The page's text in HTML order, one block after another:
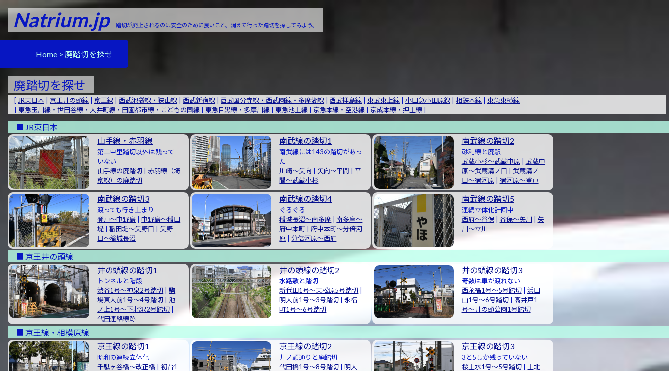
Natrium.jp 踏切が廃止されるのは安全のために良いこと。消えて行った踏切を探してみよう。
Home 廃踏切を探せ
廃踏切を探せ
[ JR東日本 京王井の頭線 京王線 西武池袋線・狭山線 西武新宿線 西武国分寺線・西武園線・多摩湖線 西武拝島線 東武東上線 小田急小田原線 相鉄本線
東急東横線
東急玉川線・世田谷線・大井町線・田園都市線・こどもの国線 東急目黒線・多摩川線 東急池上線 京急本線・空港線 京成本線・押上線]
JR東日本
山手線・赤羽線
第二中里踏切以外は残って
いない
山手線の廃踏切
赤羽線（埼
京線）の廃踏切
南武線の踏切1
南武線には143の踏切があっ
た
川崎〜矢向
矢向〜平間 |平
間〜武蔵小杉
南武線の踏切2
砂利線と廃駅
武蔵小杉〜武蔵中原| 武蔵中
原〜武蔵溝ノ口
武蔵溝ノ
口〜宿河原| 宿河原〜登戸
南武線の踏切3
渡っても行き止まり
登戸〜中野島 |中野島〜稲田
堤 |稲田堤〜矢野口 | 矢野
口〜稲城長沼
南武線の踏切4
ぐるぐる
稲城長沼〜南多摩 |南多摩〜
府中本町 | 府中本町〜分倍河
原 |分倍河原〜西府
南武線の踏切5
連続立体化計画中
西府〜谷保| 谷保〜矢川 | 矢
川〜立川
京王井の頭線
井の頭線の踏切1
トンネルと階段
渋谷1号〜神泉2号踏切 |駒
場東大前1号〜4号踏切 |池
ノ上1号〜下北沢2号踏切
代田連絡線跡
井の頭線の踏切2
水路敷と踏切
新代田1号〜東松原5号踏切
明大前1号〜3号踏切 |永福
町1号〜6号踏切
井の頭線の踏切3
奇数は車が渡れない
西永福1号〜5号踏切| 浜田
山1号〜6号踏切| 高井戸1
号〜井の頭公園1号踏切
京王線・相模原線
京王線の踏切1
昭和の連続立体化
千駄ヶ谷橋～改正橋
初台1
京王線の踏切2
井ノ頭通りと廃踏切
代田橋1号～8号踏切 |明大
京王線の踏切3
3と5しか残っていない
桜上水1号～5号踏切|
上北